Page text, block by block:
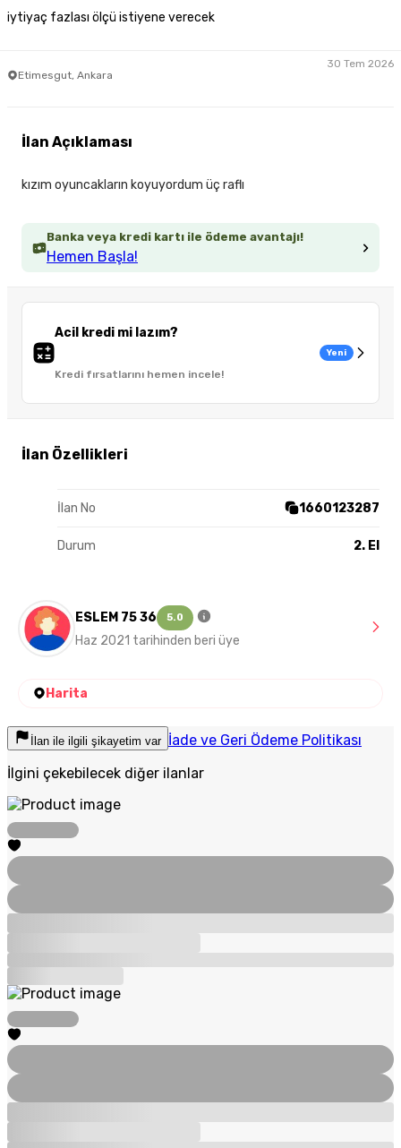
iytiyaç fazlası ölçü istiyene verecek
Etimesgut, Ankara
30 Tem 2026
Banka veya kredi kartı ile ödeme avantajı!
Hemen Başla!
Acil kredi mi lazım?
Kredi fırsatlarını hemen incele!
Yeni
İlan Özellikleri
İlan No 1660123287
Durum 2. El
İlan Açıklaması
kızım oyuncakların koyuyordum üç raflı
ESLEM 75 36 5.0
Haz 2021 tarihinden beri üye
Harita
İlan ile ilgili şikayetim var İade ve Geri Ödeme Politikası
İlgini çekebilecek diğer ilanlar